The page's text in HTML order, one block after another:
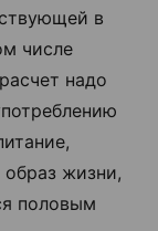
в
числе
надо
жизни,
половым